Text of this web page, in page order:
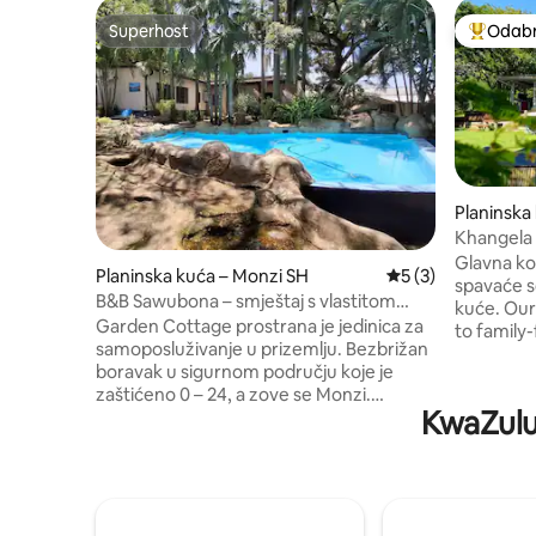
Superhost
Superhost
Planinska kuća – Monzi SH Prosječna
5 (3)
B&B Sawubona – smještaj s vlastitom
kuhinjom
Garden Cottage prostrana je jedinica za
samoposluživanje u prizemlju. Bezbrižan
boravak u sigurnom području koje je
zaštićeno 0 – 24, a zove se Monzi.
Dostupni su roštilj i bazen. U selu se nalazi
Među
Glavna
spavaće
kuće.
to
obitelji ili
mirne